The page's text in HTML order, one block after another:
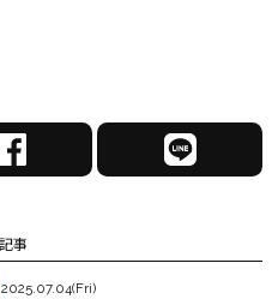
L
I
で
シ
事
2025.07.04(Fri)